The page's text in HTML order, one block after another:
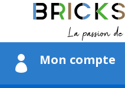
 Mon compte